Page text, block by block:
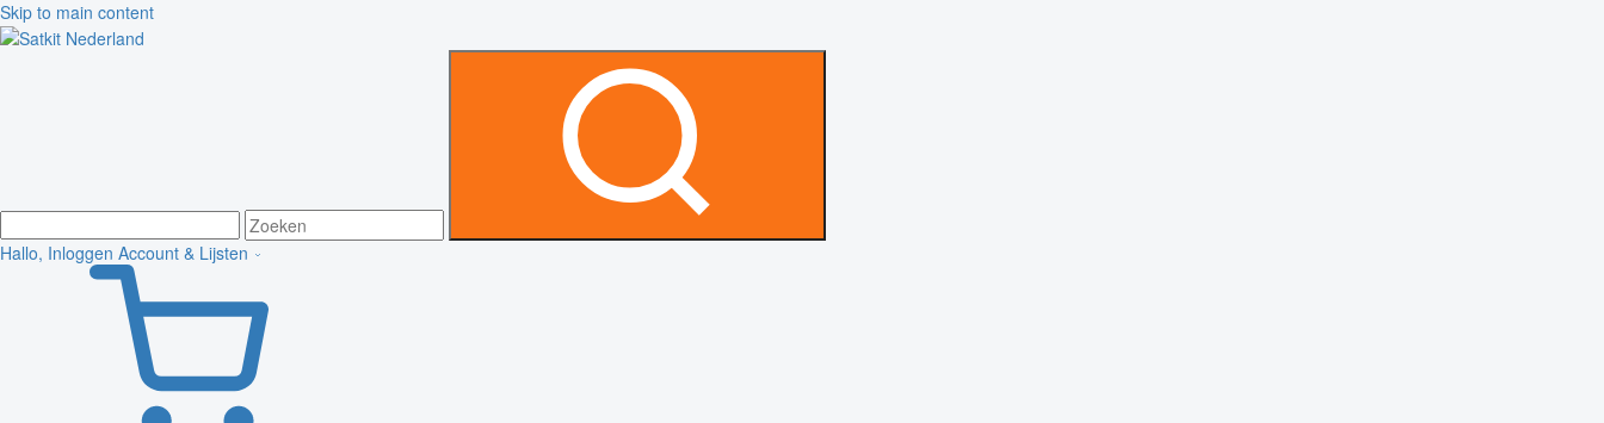
Skip to main content
Hallo, Inloggen Account & Lijsten